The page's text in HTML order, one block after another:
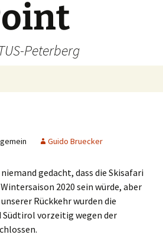
Peterberg
Guido Bruecker
gedacht, dass die Skisafari
2020 sein würde, aber
Rückkehr wurden die
vorzeitig wegen der